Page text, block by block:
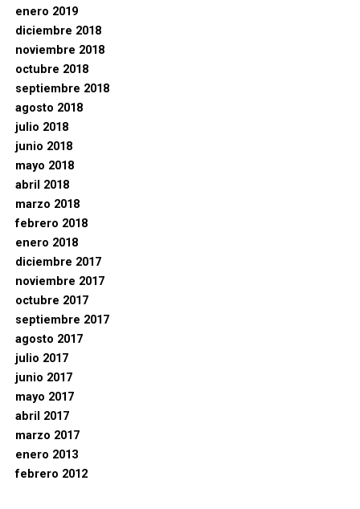
enero 2019
diciembre 2018
noviembre 2018
octubre 2018
septiembre 2018
agosto 2018
julio 2018
junio 2018
mayo 2018
abril 2018
marzo 2018
febrero 2018
enero 2018
diciembre 2017
noviembre 2017
octubre 2017
septiembre 2017
agosto 2017
julio 2017
junio 2017
mayo 2017
abril 2017
marzo 2017
enero 2013
febrero 2012